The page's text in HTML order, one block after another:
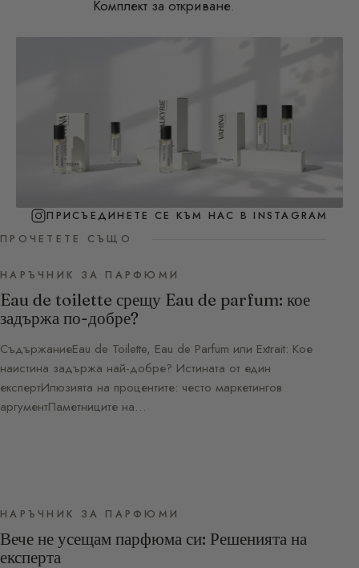
Комплект за откриване.
ПРИСЪЕДИНЕТЕ СЕ КЪМ НАС В INSTAGRAM
ПРОЧЕТЕТЕ СЪЩО
НАРЪЧНИК ЗА ПАРФЮМИ
Eau de toilette срещу Eau de parfum: кое
задържа по-добре?
СъдържаниеEau de Toilette, Eau de Parfum или Extrait: Кое
наистина задържа най-добре? Истината от един
експертИлюзията на процентите: често маркетингов
аргументПаметниците на…
НАРЪЧНИК ЗА ПАРФЮМИ
Вече не усещам парфюма си: Решенията на
експерта